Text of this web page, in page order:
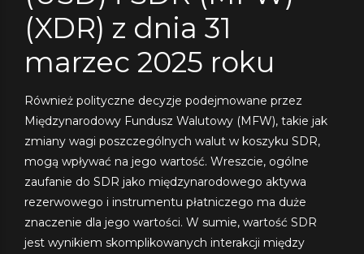
(XDR) z dnia 31
marzec 2025 roku
Również polityczne decyzje podejmowane przez
Międzynarodowy Fundusz Walutowy (MFW), takie jak
zmiany wagi poszczególnych walut w koszyku SDR,
mogą wpływać na jego wartość. Wreszcie, ogólne
zaufanie do SDR jako międzynarodowego aktywa
rezerwowego i instrumentu płatniczego ma duże
znaczenie dla jego wartości. W sumie, wartość SDR
jest wynikiem skomplikowanych interakcji między